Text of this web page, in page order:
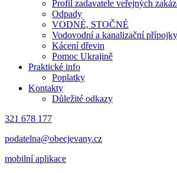
Profil zadavatele veřejných
Odpady
VODNÉ, STOČNÉ
Vodovodní a kanalizační přípojky
Kácení dřevin
Pomoc Ukrajině
Praktické info
Poplatky
Kontakty
Důležité odkazy
321 678 177
podatelna@obecjevany.cz
mobilní aplikace